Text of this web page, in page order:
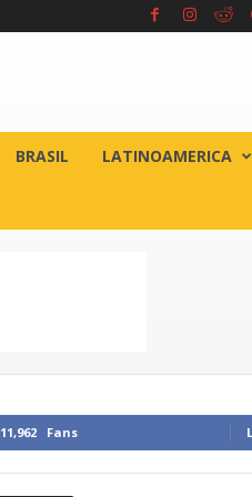
BRASIL LATINOAMERICA
11,962 Fans